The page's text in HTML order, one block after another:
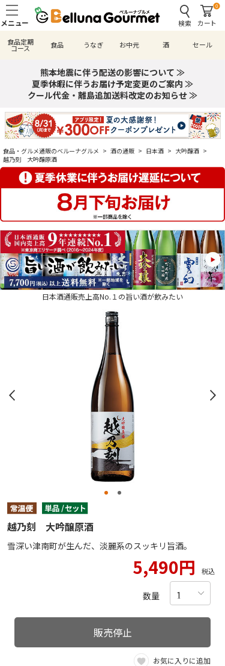
検索
0
カート
食品定期
コース 食品 うなぎ お中元 酒 セール
熊本地震に伴う配送の影響について ≫
夏季休暇に伴うお届け予定変更のご案内 ≫
クール代金・離島追加送料改定のお知らせ ≫
食品・グルメ通販のベルーナグルメ > 酒の通販 > 日本酒 > 大吟醸酒 >
越乃刻 大吟醸原酒
日本酒通販売上高No.１の旨い酒が飲みたい
越乃刻 大吟醸原酒
雪深い津南町が生んだ、淡麗系のスッキリ旨酒。
5,490円 税込
数量
販売停止
お気に入りに追加